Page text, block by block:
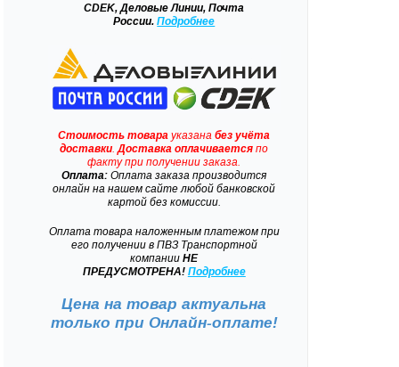
CDEK, Деловые Линии, Почта
России.Подробнее
Стоимость товара указанабез учёта
доставки .Доставка оплачивается по
факту при получении заказа.
Оплата: Оплата заказа производится
онлайн на нашем сайте любой банковской
картой без комиссии.
Оплата товара наложенным платежом при
его получении в ПВЗ Транспортной
компании НЕ
ПРЕДУСМОТРЕНА! Подробнее
Цена на товар актуальна
только при Онлайн-оплате!